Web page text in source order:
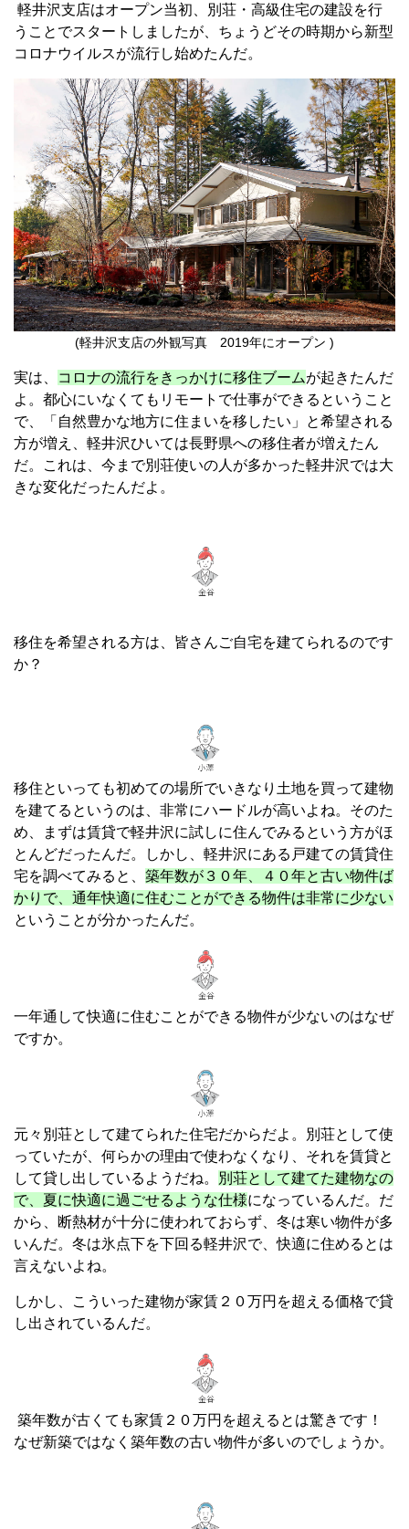
軽井沢支店はオープン当初、別荘・高級住宅の建設を行
うことでスタートしましたが、ちょうどその時期から新型
コロナウイルスが流行し始めたんだ。
(軽井沢支店の外観写真 2019年にオープン )
実は、 コロナの流行をきっかけに移住ブームが起きたんだ
よ。都心にいなくてもリモートで仕事ができるということ
で、「自然豊かな地方に住まいを移したい」と希望される
方が増え、軽井沢ひいては長野県への移住者が増えたん
だ。これは、今まで別荘使いの人が多かった軽井沢では大
きな変化だったんだよ。
移住を希望される方は、皆さんご自宅を建てられるのです
か？
移住といっても初めての場所でいきなり土地を買って建物
を建てるというのは、非常にハードルが高いよね。そのた
め、まずは賃貸で軽井沢に試しに住んでみるという方がほ
とんどだったんだ。しかし、軽井沢にある戸建ての賃貸住
宅を調べてみると、 築年数が３０年、４０年と古い物件ば
かりで、通年快適に住むことができる物件は非常に少ない
ということが分かったんだ。
一年通して快適に住むことができる物件が少ないのはなぜ
ですか。
元々別荘として建てられた住宅だからだよ。別荘として使
っていたが、何らかの理由で使わなくなり、それを賃貸と
して貸し出しているようだね。
別荘として建てた建物なの
で、夏に快適に過ごせるような仕様になっているんだ。だ
から、断熱材が十分に使われておらず、冬は寒い物件が多
いんだ。冬は氷点下を下回る軽井沢で、快適に住めるとは
言えないよね。
しかし、こういった建物が家賃２０万円を超える価格で貸
し出されているんだ。
築年数が古くても家賃２０万円を超えるとは驚きです！
なぜ新築ではなく築年数の古い物件が多いのでしょうか。